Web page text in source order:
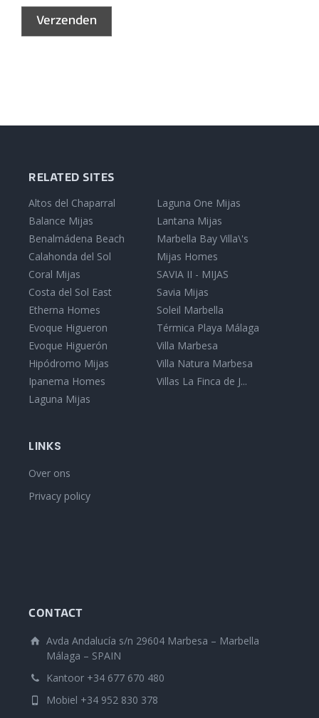
RELATED SITES
Altos del Chaparral
Balance Mijas
Benalmádena Beach
Calahonda del Sol
Coral Mijas
Costa del Sol East
Etherna Homes
Evoque Higueron
Evoque Higuerón
Hipódromo Mijas
Ipanema Homes
Laguna Mijas
Laguna One Mijas
Lantana Mijas
Marbella Bay Villa\'s
Mijas Homes
SAVIA II - MIJAS
Savia Mijas
Soleil Marbella
Térmica Playa Málaga
Villa Marbesa
Villa Natura Marbesa
Villas La Finca de J...
LINKS
Over ons
Privacy policy
CONTACT
Avda Andalucía s/n 29604 Marbesa – Marbella
Málaga – SPAIN
Kantoor +34 677 670 480
Mobiel +34 952 830 378